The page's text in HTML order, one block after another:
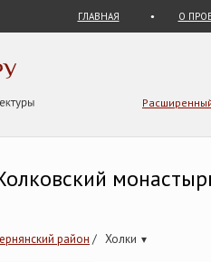
ГЛАВНАЯ О
район / Холки ▾